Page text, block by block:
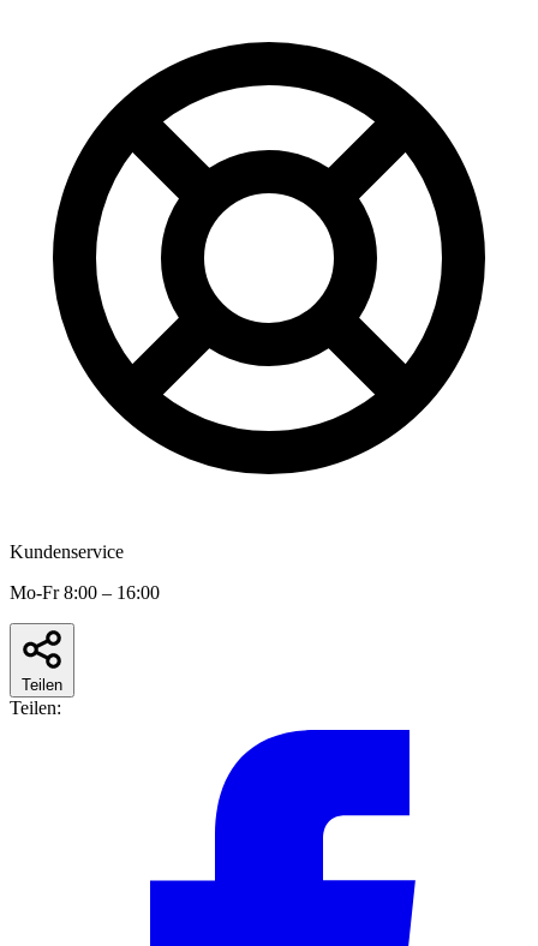
Kundenservice
Mo-Fr 8:00 – 16:00
Teilen
Teilen: